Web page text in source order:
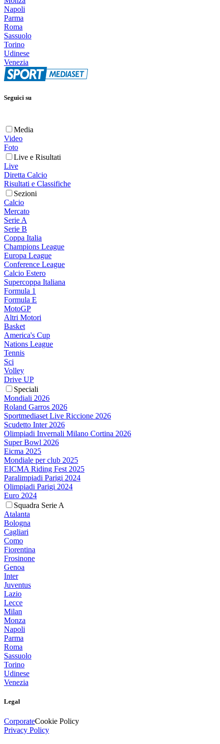
Napoli
Parma
Roma
Sassuolo
Torino
Udinese
Venezia
Seguici su
Media
Video
Foto
Live e Risultati
Live
Diretta Calcio
Risultati e Classifiche
Sezioni
Calcio
Mercato
Serie A
Serie B
Coppa Italia
Champions League
Europa League
Conference League
Calcio Estero
Supercoppa Italiana
Formula 1
Formula E
MotoGP
Altri Motori
Basket
America's Cup
Nations League
Tennis
Sci
Volley
Drive UP
Speciali
Mondiali 2026
Roland Garros 2026
Sportmediaset Live Riccione 2026
Scudetto Inter 2026
Olimpiadi Invernali Milano Cortina 2026
Super Bowl 2026
Eicma 2025
Mondiale per club 2025
EICMA Riding Fest 2025
Paralimpiadi Parigi 2024
Olimpiadi Parigi 2024
Euro 2024
Squadra Serie A
Atalanta
Bologna
Cagliari
Como
Fiorentina
Frosinone
Genoa
Inter
Juventus
Lazio
Lecce
Milan
Monza
Napoli
Parma
Roma
Sassuolo
Torino
Udinese
Venezia
Legal
CorporateCookie Policy
Privacy Policy